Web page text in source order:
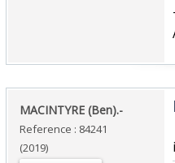
‎MACINTYRE (Ben).-‎
Reference : 84241
(2019)